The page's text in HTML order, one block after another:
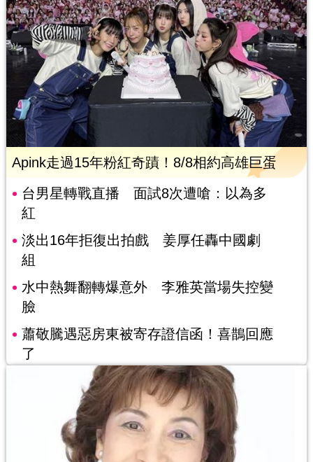
Apink走過15年粉紅奇蹟！8/8相約高雄巨蛋
台男星轉戰直播 面試8次遭嗆：以為多
紅
淡出16年拒復出拍戲 姜厚任轟中國劇
組
水中熱舞翻轉爆意外 李雅英當場失控變
臉
蕭敬騰遇惡房東被寄存證信函！喜鵲回應
了